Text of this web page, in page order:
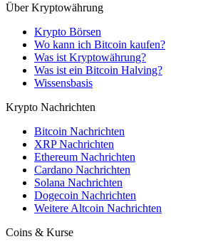
Über Kryptowährung
Krypto Börsen
Wo kann ich Bitcoin kaufen?
Was ist Kryptowährung?
Was ist ein Bitcoin Halving?
Wissensbasis
Krypto Nachrichten
Bitcoin Nachrichten
XRP Nachrichten
Ethereum Nachrichten
Cardano Nachrichten
Solana Nachrichten
Dogecoin Nachrichten
Weitere Altcoin Nachrichten
Coins & Kurse